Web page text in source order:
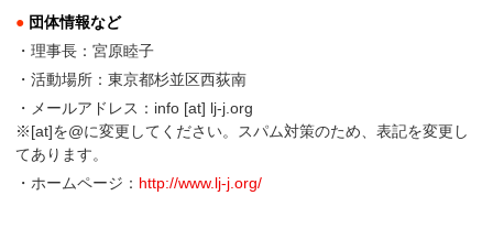
● 団体情報など
・理事長：宮原睦子
・活動場所：東京都杉並区西荻南
・メールアドレス：info [at] lj-j.org
※[at]を@に変更してください。スパム対策のため、表記を変更し
てあります。
・ホームページ： http://www.lj-j.org/